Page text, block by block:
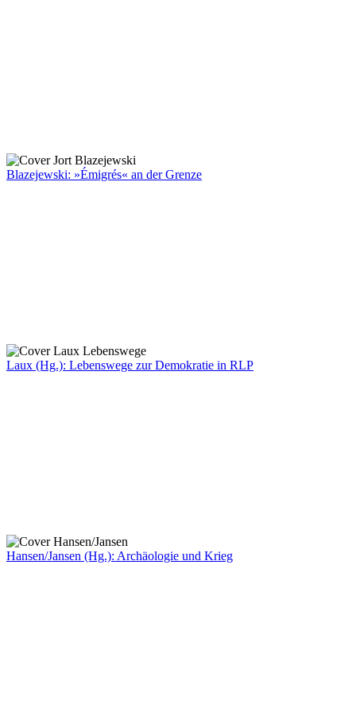
Blazejewski: »Émigrés« an der Grenze
Laux (Hg.): Lebenswege zur Demokratie in RLP
Hansen/Jansen (Hg.): Archäologie und Krieg